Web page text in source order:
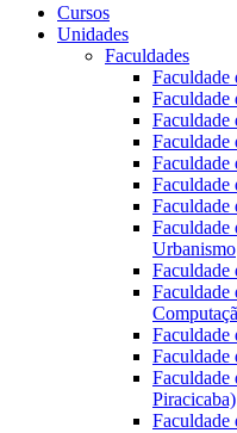
Cursos
Unidades
Faculdades
Faculdade
Faculdade
Faculdade
Faculdade
Faculdade
Faculdade
Faculdade
Faculdade
Urbanismo
Faculdade
Faculdade
Faculdade
Faculdade
Faculdade
Piracicaba)
Faculdade